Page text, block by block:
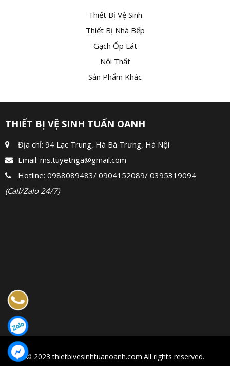
Thiết Bị Vệ Sinh
Thiết Bị Nhà Bếp
Gạch Ốp Lát
Nội Thất
Sản Phẩm Khác
THIẾT BỊ VỆ SINH TUẤN OANH
Địa chỉ: 94 Lạc Trung, Hà Bà Trưng, Hà Nội
Email: ms.tuyetnga@gmail.com
Hotline: 0988089483/ 0904152089/ 0395319094
(Call/Zalo 24/7)
© 2023 thietbivesinhtuanoanh.com.All rights reserved.